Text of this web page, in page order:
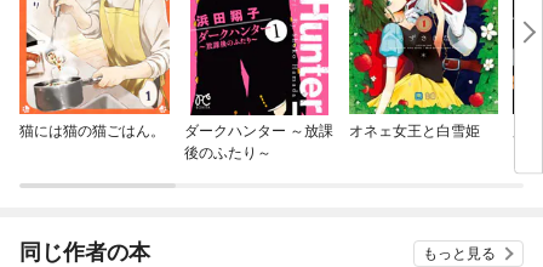
猫には猫の猫ごはん。
ダークハンター ～放課
後のふたり～
オネェ女王と白雪姫
同じ作者の本 もっと見る